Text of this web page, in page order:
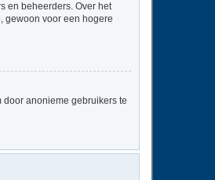
en beheerders. Over het
gewoon voor een hogere
anonieme gebruikers te